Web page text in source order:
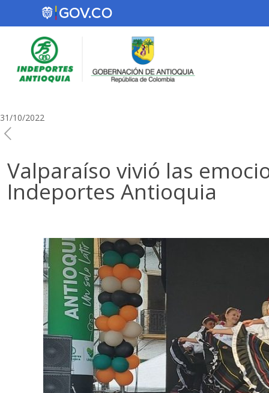
31/10/2022
Valparaíso vivió las
Indeportes Antioquia